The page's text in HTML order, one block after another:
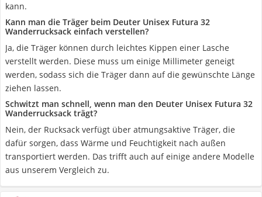
kann.
Kann man die Träger beim Deuter Unisex Futura 32
Wanderrucksack einfach verstellen?
Ja, die Träger können durch leichtes Kippen einer Lasche
verstellt werden. Diese muss um einige Millimeter geneigt
werden, sodass sich die Träger dann auf die gewünschte Länge
ziehen lassen.
Schwitzt man schnell, wenn man den Deuter Unisex Futura 32
Wanderrucksack trägt?
Nein, der Rucksack verfügt über atmungsaktive Träger, die
dafür sorgen, dass Wärme und Feuchtigkeit nach außen
transportiert werden. Das trifft auch auf einige andere Modelle
aus unserem Vergleich zu.